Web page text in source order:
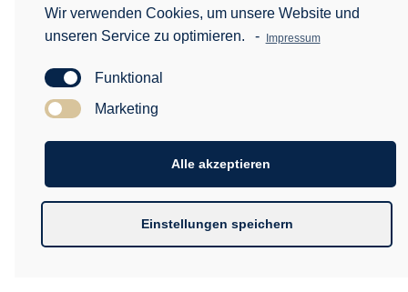
Wir verwenden Cookies, um unsere Website und
unseren Service zu optimieren.
- Impressum
Funktional
Marketing
Alle akzeptieren
Einstellungen speichern